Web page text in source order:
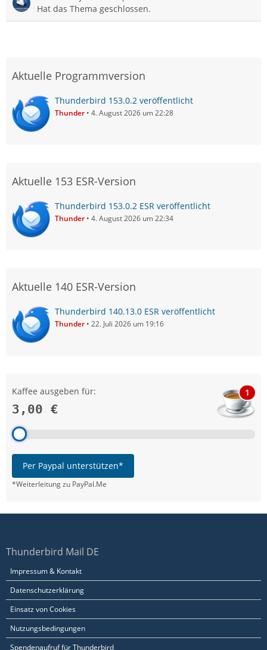
Hat das Thema geschlossen.
Aktuelle Programmversion
Thunderbird 153.0.2 veröffentlicht
Thunder 4. August 2026 um 22:28
Aktuelle 153 ESR-Version
Thunderbird 153.0.2 ESR veröffentlicht
Thunder 4. August 2026 um 22:34
Aktuelle 140 ESR-Version
Thunderbird 140.13.0 ESR veröffentlicht
Thunder 22. Juli 2026 um 19:16
Kaffee ausgeben für:
3,00 €
1
Per Paypal unterstützen*
*Weiterleitung zu PayPal.Me
Thunderbird Mail DE
Impressum & Kontakt
Datenschutzerklärung
Einsatz von Cookies
Nutzungsbedingungen
Spendenaufruf für Thunderbird